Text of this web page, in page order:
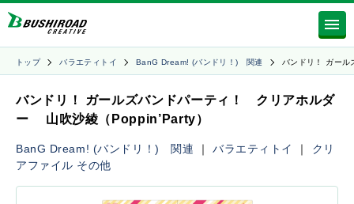
トップ バラエティトイ BanG Dream! (バンドリ！) 関連 バンドリ！ ガー
バンドリ！ ガールズバンドパーティ！ クリアホルダ
ー 山吹沙綾（Poppin’Party）
BanG Dream! (バンドリ！) 関連 ｜バラエティトイ ｜ クリ
アファイル その他